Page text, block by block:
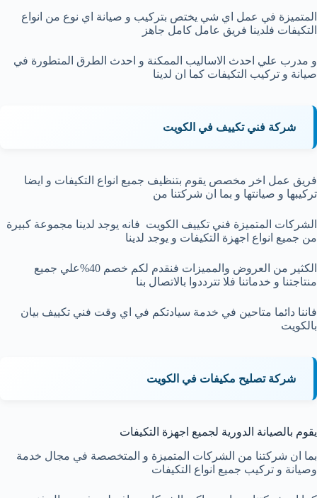
المتميزة في عمل اي شي يختص بتركيب و صيانة اي نوع من انواع
التكيفات فلدينا فريق عامل كامل جاهز
و مدرب علي احدث الاساليب الممكنة و احدث الطرق المتطورة في
صيانة و تركيب التكيفات كما ان لدينا
شركة فني تكييف في الكويت
فريق عمل اخر مخصص يقوم بتنظيف جميع انواع التكيفات و ايضا
تركيبها و صيانتها و بما ان شركتنا من
الشركات المتميزة فني تكييف الكويت فانه يوجد لدينا مجموعة كبيرة
من جميع انواع اجهزة التكيفات و يوجد لدينا
الكثير من العروض والمميزات فنقدم لكم خصم 40%علي جميع
منتاجتنا و خدماتنا فلا تترددوا بالاتصال بنا
فاننا دائما متاحين في خدمة سيادتكم في اي وقت فني تكييف بيان
بالكويت
شركة تصليح مكيفات في الكويت
يقوم بالصيانة الدورية لجميع اجهزة التكيفات
بما ان شركتنا من الشركات المتميزة و المتخصصة في مجال خدمة
وصيانة و تركيب جميع انواع التكيفات